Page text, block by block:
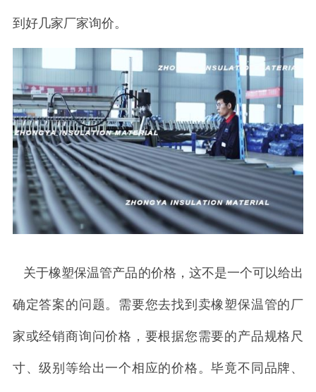
到好几家厂家询价。
关于橡塑保温管产品的价格，这不是一个可以给出
确定答案的问题。需要您去找到卖橡塑保温管的厂
家或经销商询问价格，要根据您需要的产品规格尺
寸、级别等给出一个相应的价格。毕竟不同品牌、